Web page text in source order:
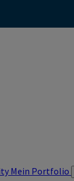
Mein Portfolio